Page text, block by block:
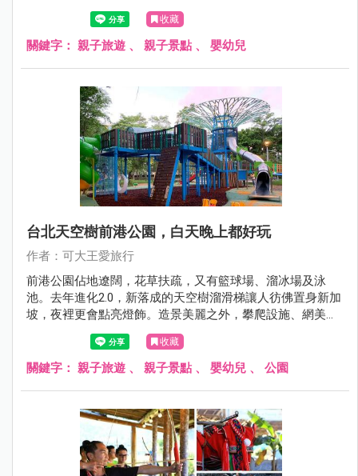
超舒心。大約30分鐘就能遇見超美瀑布，如銀河劃過山壁飛
濺出點點星芒，一旁淺淺水池可玩水，夏天來這裡最是清涼
消暑。爬山健行，豐富生態又能玩水，親子家庭就來這裡鍛
收藏
關鍵字： 親子旅遊 、 親子景點 、 嬰幼兒
台北天空樹前港公園，白天晚上都好玩
作者：可大王愛旅行
前港公園佔地遼闊，花草扶疏，又有籃球場、溜冰場及泳
池。去年進化2.0，新落成的天空樹溜滑梯讓人彷佛置身新加
坡，夜裡更會點亮燈飾。造景美麗之外，攀爬設施、網美鞦
韆、沙坑塗鴉牆，大小朋友都適合。
收藏
關鍵字： 親子旅遊 、 親子景點 、 嬰幼兒 、 公園